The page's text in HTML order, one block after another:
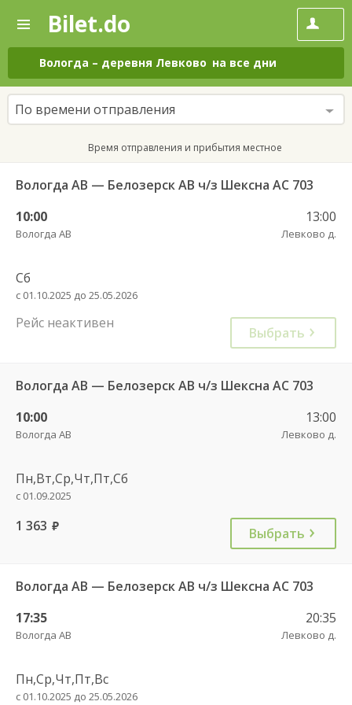
—
Поиск
и
покупка
билетов
на
автобус
онлайн
Bilet.do
Вологда – деревня Левково на все дни
По времени отправления
Время отправления и прибытия местное
Вологда АВ — Белозерск АВ ч/з Шексна АС 703
10:00
Вологда АВ
13:00
Левково д.
Сб
с 01.10.2025 до 25.05.2026
Рейс неактивен
Выбрать
Вологда АВ — Белозерск АВ ч/з Шексна АС 703
10:00
Вологда АВ
13:00
Левково д.
Пн,Вт,Ср,Чт,Пт,Сб
с 01.09.2025
1 363 руб. Выбрать
Вологда АВ — Белозерск АВ ч/з Шексна АС 703
17:35
Вологда АВ
20:35
Левково д.
Пн,Ср,Чт,Пт,Вс
с 01.10.2025 до 25.05.2026